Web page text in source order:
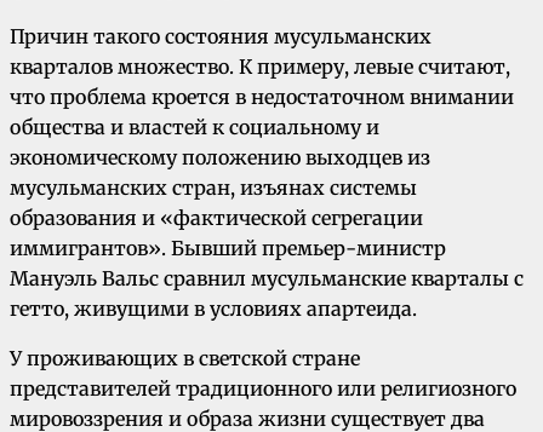
Причин такого состояния мусульманских
кварталов множество. К примеру, левые считают,
что проблема кроется в недостаточном внимании
общества и властей к социальному и
экономическому положению выходцев из
мусульманских стран, изъянах системы
образования и «фактической сегрегации
иммигрантов». Бывший премьер-министр
Мануэль Вальс сравнил мусульманские кварталы с
гетто, живущими в условиях апартеида.
У проживающих в светской стране
представителей традиционного или религиозного
мировоззрения и образа жизни существует два